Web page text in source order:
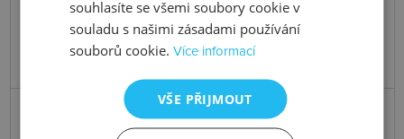
souhlasíte se všemi soubory cookie v
souladu s našimi zásadami používání
souborů cookie.Více informací
VŠE PŘIJMOUT